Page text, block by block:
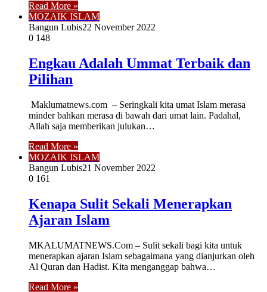
Read More »
MOZAIK ISLAM
Bangun Lubis22 November 2022
0 148
Engkau Adalah Ummat Terbaik dan
Pilihan
Maklumatnews.com – Seringkali kita umat Islam merasa
minder bahkan merasa di bawah dari umat lain. Padahal,
Allah saja memberikan julukan…
Read More »
MOZAIK ISLAM
Bangun Lubis21 November 2022
0 161
Kenapa Sulit Sekali Menerapkan
Ajaran Islam
MKALUMATNEWS.Com – Sulit sekali bagi kita untuk
menerapkan ajaran Islam sebagaimana yang dianjurkan oleh
Al Quran dan Hadist. Kita menganggap bahwa…
Read More »